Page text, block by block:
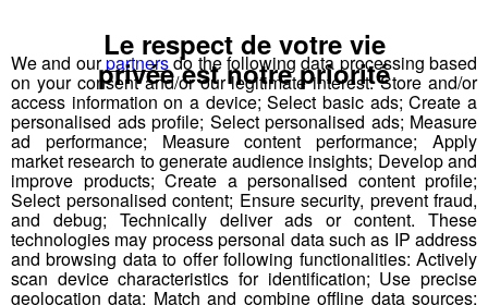
Partager sur Facebook
Partager sur Twitter
Super U
We and ourpartnersdo the following data processing based
on your consent and/or our legitimate interest: Store and/or
access information on a device; Select basic ads; Create a
personalised ads profile; Select personalised ads; Measure
ad performance; Measure content performance; Apply
market research to generate audience insights; Develop and
improve products; Create a personalised content profile;
Select personalised content; Ensure security, prevent fraud,
and debug; Technically deliver ads or content. These
technologies may process personal data such as IP address
and browsing data to offer following functionalities: Actively
scan device characteristics for identification; Use precise
geolocation data; Match and combine offline data sources;
Le respect de votre vie
privée est notre priorité